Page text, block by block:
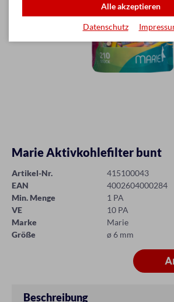
Marie Aktivkohlefilter bunt
Artikel-Nr.
415100043
EAN
4002604000284
Min. Menge
1 PA
VE
10 PA
Marke
Marie
Größe
ø 6 mm
Beschreibung
Alle akzeptieren
Datenschutz